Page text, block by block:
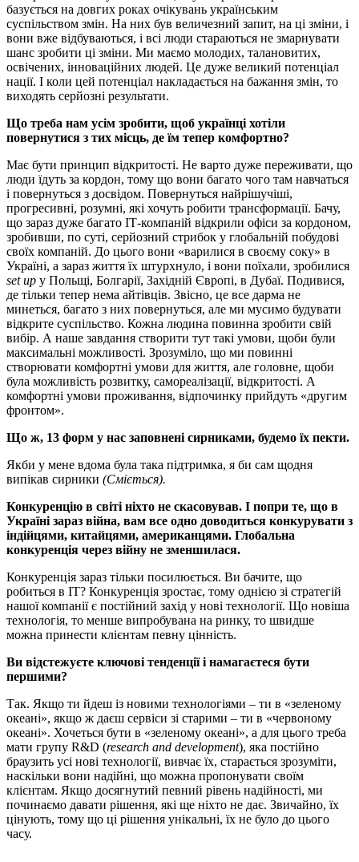
базується на довгих роках очікувань українським
суспільством змін. На них був величезний запит, на ці зміни, і
вони вже відбуваються, і всі люди стараються не змарнувати
шанс зробити ці зміни. Ми маємо молодих, талановитих,
освічених, інноваційних людей. Це дуже великий потенціал
нації. І коли цей потенціал накладається на бажання змін, то
виходять серйозні результати.
Що треба нам усім зробити, щоб українці хотіли
повернутися з тих місць, де їм тепер комфортно?
Має бути принцип відкритості. Не варто дуже переживати, що
люди їдуть за кордон, тому що вони багато чого там навчаться
і повернуться з досвідом. Повернуться найрішучіші,
прогресивні, розумні, які хочуть робити трансформації. Бачу,
що зараз дуже багато ІТ-компаній відкрили офіси за кордоном,
зробивши, по суті, серйозний стрибок у глобальній побудові
своїх компаній. До цього вони «варилися в своєму соку» в
Україні, а зараз життя їх штурхнуло, і вони поїхали, зробилися
set up у Польщі, Болгарії, Західній Європі, в Дубаї. Подивися,
де тільки тепер нема айтівців. Звісно, це все дарма не
минеться, багато з них повернуться, але ми мусимо будувати
відкрите суспільство. Кожна людина повинна зробити свій
вибір. А наше завдання створити тут такі умови, щоби були
максимальні можливості. Зрозуміло, що ми повинні
створювати комфортні умови для життя, але головне, щоби
була можливість розвитку, самореалізації, відкритості. А
комфортні умови проживання, відпочинку прийдуть «другим
фронтом».
Що ж, 13 форм у нас заповнені сирниками, будемо їх пекти.
Якби у мене вдома була така підтримка, я би сам щодня
випікав сирники (Сміється).
Конкуренцію в світі ніхто не скасовував. І попри те, що в
Україні зараз війна, вам все одно доводиться конкурувати з
індійцями, китайцями, американцями. Глобальна
конкуренція через війну не зменшилася.
Конкуренція зараз тільки посилюється. Ви бачите, що
робиться в ІТ? Конкуренція зростає, тому однією зі стратегій
нашої компанії є постійний захід у нові технології. Що новіша
технологія, то менше випробувана на ринку, то швидше
можна принести клієнтам певну цінність.
Ви відстежуєте ключові тенденції і намагаєтеся бути
першими?
Так. Якщо ти йдеш із новими технологіями – ти в «зеленому
океані», якщо ж даєш сервіси зі старими – ти в «червоному
океані». Хочеться бути в «зеленому океані», а для цього треба
мати групу R&D (research and development), яка постійно
браузить усі нові технології, вивчає їх, старається зрозуміти,
наскільки вони надійні, що можна пропонувати своїм
клієнтам. Якщо досягнутий певний рівень надійності, ми
починаємо давати рішення, які ще ніхто не дає. Звичайно, їх
цінують, тому що ці рішення унікальні, їх не було до цього
часу.